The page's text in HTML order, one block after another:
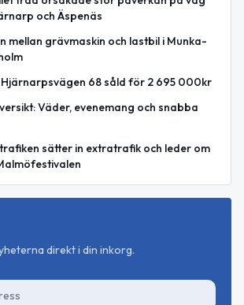
och Äspenäs
mellan grävmaskin och lastbil i Munka-
68 såld för 2 695 000kr
Väder, evenemang och snabba
sätter in extratrafik och leder om
direkt i din inkorg.